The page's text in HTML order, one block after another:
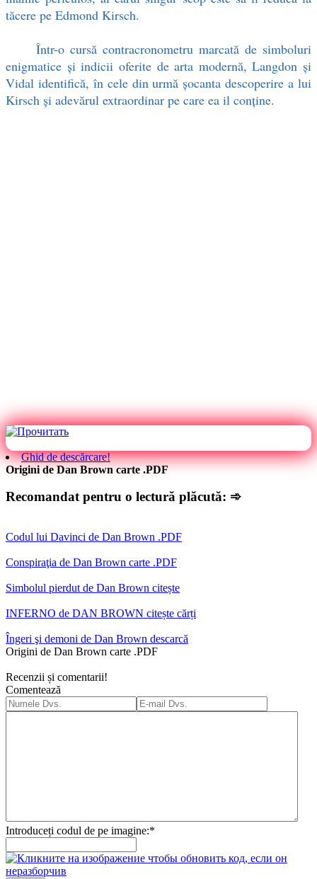
tăcere pe Edmond Kirsch.
Într-o cursă contracronometru marcată de simboluri
enigmatice și indicii oferite de arta modernă, Langdon și
Vidal identifică, în cele din urmă șocanta descoperire a lui
Kirsch și adevărul extraordinar pe care ea il conține.
Ghid de descărcare!
Origini de Dan Brown carte .PDF
Recomandat pentru o lectură plăcută: ➾
Codul lui Davinci de Dan Brown .PDF
Conspiraţia de Dan Brown carte .PDF
Simbolul pierdut de Dan Brown citește
INFERNO de DAN BROWN citește cărți
Îngeri şi demoni de Dan Brown descarcă
Origini de Dan Brown carte .PDF
Recenzii și comentarii!
Comentează
Introduceți codul de pe imagine:*